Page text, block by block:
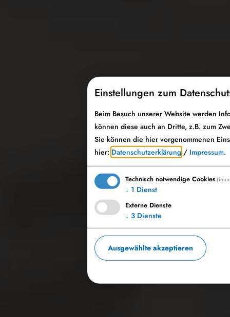
Möchten Sie von
Einstellungen zum
Beim Besuch unserer Website werden
können diese auch an Dritte, z.B. zum
Sie können die hier vorgenommenen
hier: Datenschutzerklärung / Impressum.
Technisch notwendige Cookies
↓ 1 Dienst
Externe Dienste
↓ 3 Dienste
Ausgewählte akzeptieren